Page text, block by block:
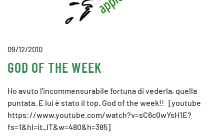
09/12/2010
GOD OF THE WEEK
Ho avuto l'incommensurabile fortuna di vederla, quella
puntata. E lui è stato il top. God of the week!! [youtube
https://www.youtube.com/watch?v=sC6c0wYsH1E?
fs=1&hl=it_IT&w=480&h=385]